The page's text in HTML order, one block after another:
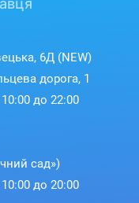
6Д (NEW)
дорога, 1
до 22:00
сад»)
до 20:00